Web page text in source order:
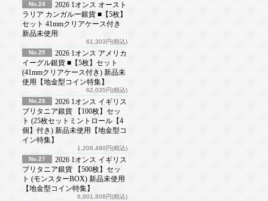
No.24
2026 1オンス オースト
ラリア カンガルー銀貨 ■【5枚】
セット 41mmクリアケース付き
新品未使用
61,303円(税込)
No.25
2026 1オンス アメリカ
イーグル銀貨 ■【5枚】セット
(41mmクリアケース付き) 新品未
使用【地金型コイン特集】
62,035円(税込)
No.26
2026 1オンス イギリス
ブリタニア銀貨 【100枚】セッ
ト (25枚セットミントロール【4
個】付き) 新品未使用【地金型コ
イン特集】
1,206,490円(税込)
No.27
2026 1オンス イギリス
ブリタニア銀貨 【500枚】セッ
ト (モンスターBOX) 新品未使用
【地金型コイン特集】
6,001,806円(税込)